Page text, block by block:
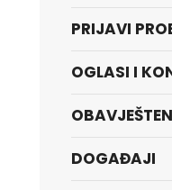
PRIJAVI
OGLASI I
DOGAĐAJI